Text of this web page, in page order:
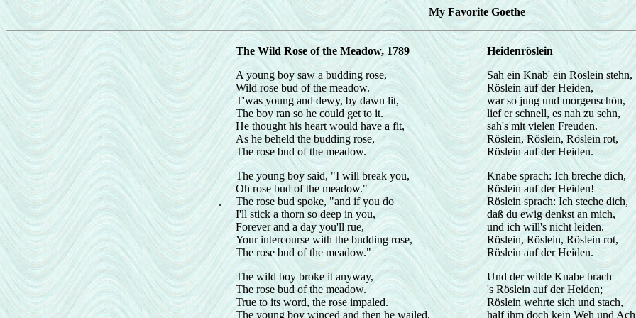
My Favorite Goethe
.
The Wild Rose of the Meadow, 1789
A young boy saw a budding rose,
Wild rose bud of the meadow.
T'was young and dewy, by dawn lit,
The boy ran so he could get to it.
He thought his heart would have a fit,
As he beheld the budding rose,
The rose bud of the meadow.
The young boy said, "I will break you,
Oh rose bud of the meadow."
The rose bud spoke, "and if you do
I'll stick a thorn so deep in you,
Forever and a day you'll rue,
Your intercourse with the budding rose,
The rose bud of the meadow."
The wild boy broke it anyway,
The rose bud of the meadow.
True to its word, the rose impaled.
The young boy winced and then he wailed.
Heidenröslein
Sah ein Knab' ein Röslein stehn,
Röslein auf der Heiden,
war so jung und morgenschön,
lief er schnell, es nah zu sehn,
sah's mit vielen Freuden.
Röslein, Röslein, Röslein rot,
Röslein auf der Heiden.
Knabe sprach: Ich breche dich,
Röslein auf der Heiden!
Röslein sprach: Ich steche dich,
daß du ewig denkst an mich,
und ich will's nicht leiden.
Röslein, Röslein, Röslein rot,
Röslein auf der Heiden.
Und der wilde Knabe brach
's Röslein auf der Heiden;
Röslein wehrte sich und stach,
half ihm doch kein Weh und